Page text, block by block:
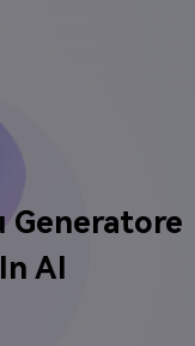
Generatore
AI